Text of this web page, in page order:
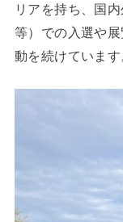
リアを持ち、国
等）での入選や
動を続けています